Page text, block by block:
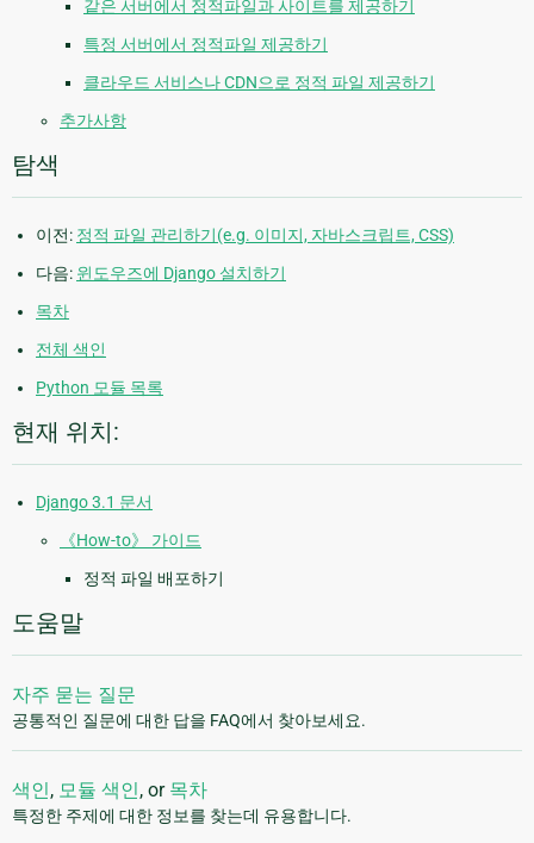
같은 서버에서 정적파일과 사이트를 제공하기
특정 서버에서 정적파일 제공하기
클라우드 서비스나 CDN으로 정적 파일 제공하기
추가사항
탐색
이전: 정적 파일 관리하기(e.g. 이미지, 자바스크립트, CSS)
다음: 윈도우즈에 Django 설치하기
목차
전체 색인
Python 모듈 목록
현재 위치:
Django 3.1 문서
《How-to》 가이드
정적 파일 배포하기
도움말
자주 묻는 질문
공통적인 질문에 대한 답을 FAQ에서 찾아보세요.
색인, 모듈 색인, or 목차
특정한 주제에 대한 정보를 찾는데 유용합니다.